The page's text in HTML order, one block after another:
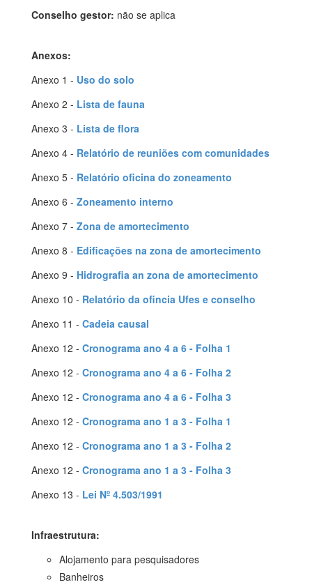
Conselho gestor: não se aplica
Anexos:
Anexo 1 - Uso do solo
Anexo 2 - Lista de fauna
Anexo 3 - Lista de flora
Anexo 4 - Relatório de reuniões com comunidades
Anexo 5 - Relatório oficina do zoneamento
Anexo 6 - Zoneamento interno
Anexo 7 - Zona de amortecimento
Anexo 8 - Edificações na zona de amortecimento
Anexo 9 - Hidrografia an zona de amortecimento
Anexo 10 - Relatório da ofincia Ufes e conselho
Anexo 11 - Cadeia causal
Anexo 12 - Cronograma ano 4 a 6 - Folha 1
Anexo 12 - Cronograma ano 4 a 6 - Folha 2
Anexo 12 - Cronograma ano 4 a 6 - Folha 3
Anexo 12 - Cronograma ano 1 a 3 - Folha 1
Anexo 12 - Cronograma ano 1 a 3 - Folha 2
Anexo 12 - Cronograma ano 1 a 3 - Folha 3
Anexo 13 - Lei Nº 4.503/1991
Infraestrutura:
Alojamento para pesquisadores
Banheiros